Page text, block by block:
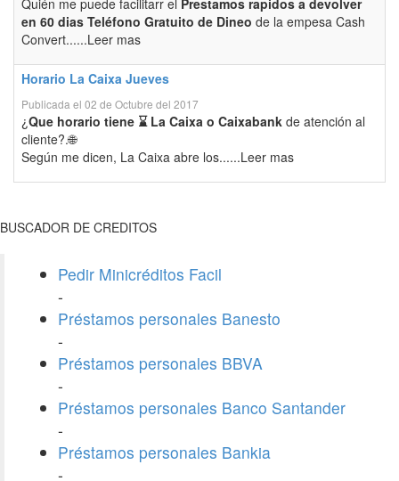
Quién me puede facilitarr el Prestamos rapidos a devolver
en 60 dias Teléfono Gratuito de Dineo de la empesa Cash
Convert......Leer mas
Horario La Caixa Jueves
Publicada el 02 de Octubre del 2017
¿Que horario tiene ⌛ La Caixa o Caixabank de atención al
cliente?.🌐
Según me dicen, La Caixa abre los......Leer mas
BUSCADOR DE CREDITOS
Pedir Minicréditos Facil
-
Préstamos personales Banesto
-
Préstamos personales BBVA
-
Préstamos personales Banco Santander
-
Préstamos personales Bankia
-